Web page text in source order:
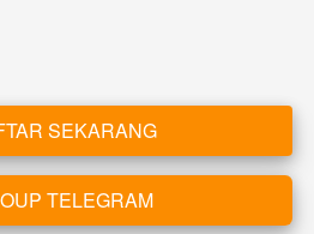
SEKARANG
TELEGRAM